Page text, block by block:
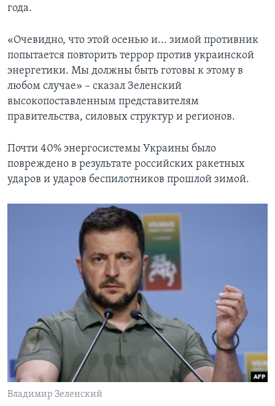
года.
«Очевидно, что этой осенью и... зимой противник
попытается повторить террор против украинской
энергетики. Мы должны быть готовы к этому в
любом случае» – сказал Зеленский
высокопоставленным представителям
правительства, силовых структур и регионов.
Почти 40% энергосистемы Украины было
повреждено в результате российских ракетных
ударов и ударов беспилотников прошлой зимой.
Владимир Зеленский